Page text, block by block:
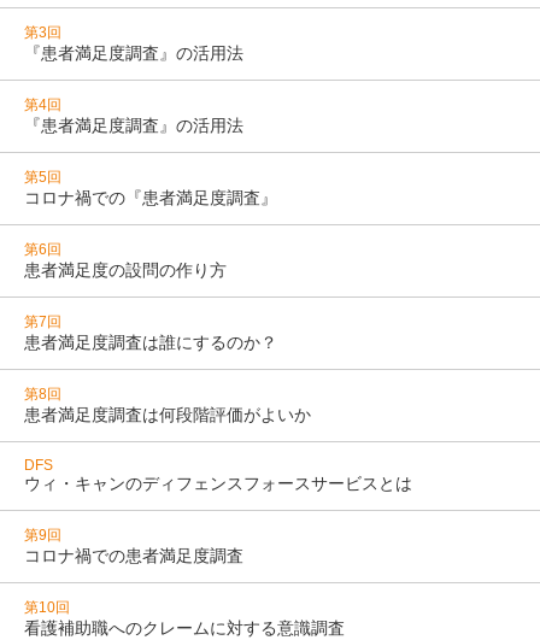
第3回
『患者満足度調査』の活用法
第4回
『患者満足度調査』の活用法
第5回
コロナ禍での『患者満足度調査』
第6回
患者満足度の設問の作り方
第7回
患者満足度調査は誰にするのか？
第8回
患者満足度調査は何段階評価がよいか
DFS
ウィ・キャンのディフェンスフォースサービスとは
第9回
コロナ禍での患者満足度調査
第10回
看護補助職へのクレームに対する意識調査